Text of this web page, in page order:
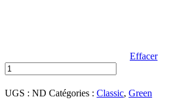
Effacer
quantité
de
SC22009A06
UGS : ND Catégories : Classic, Green